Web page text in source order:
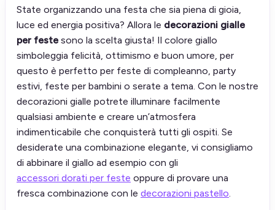
State organizzando una festa che sia piena di gioia,
luce ed energia positiva? Allora le decorazioni gialle
per feste sono la scelta giusta! Il colore giallo
simboleggia felicità, ottimismo e buon umore, per
questo è perfetto per feste di compleanno, party
estivi, feste per bambini o serate a tema. Con le nostre
decorazioni gialle potrete illuminare facilmente
qualsiasi ambiente e creare un’atmosfera
indimenticabile che conquisterà tutti gli ospiti. Se
desiderate una combinazione elegante, vi consigliamo
di abbinare il giallo ad esempio con gli
accessori dorati per feste oppure di provare una
fresca combinazione con le decorazioni pastello.